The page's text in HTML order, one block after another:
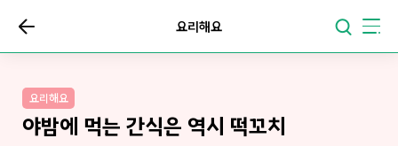
요리해요
요리해요
야밤에 먹는 간식은 역시 떡꼬치